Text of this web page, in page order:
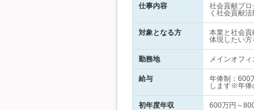
仕事内容
社会貢献プ
く社会貢献
対象となる方
本業と社会
体現したい方
勤務地 メインオフ
給与
年俸制：600
します※年
初年度年収 600万円～